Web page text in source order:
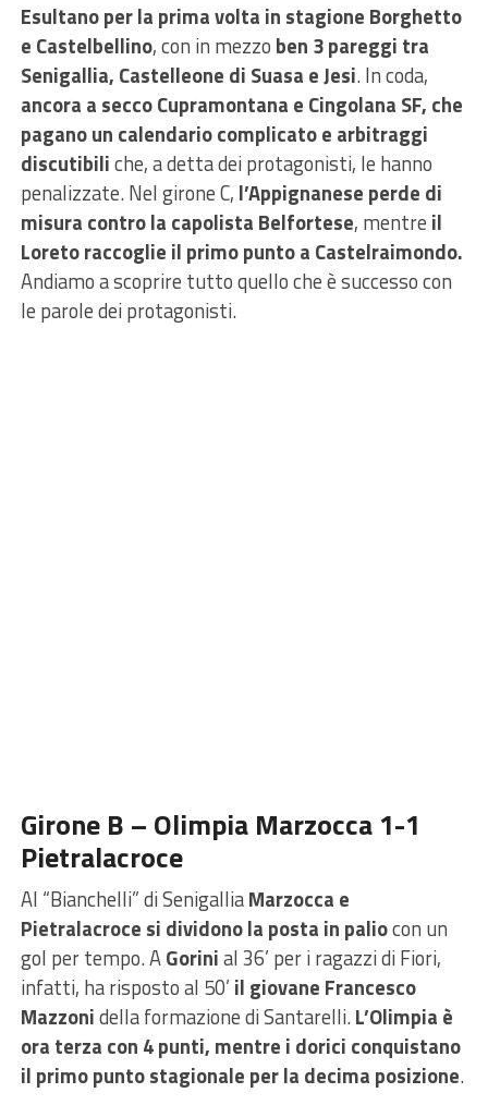
Esultano per la prima volta in stagione Borghetto
e Castelbellino, con in mezzo ben 3 pareggi tra
Senigallia, Castelleone di Suasa e Jesi. In coda,
ancora a secco Cupramontana e Cingolana SF, che
pagano un calendario complicato e arbitraggi
discutibiliche, a detta dei protagonisti, le hanno
penalizzate. Nel girone C, l’Appignanese perde di
misura contro la capolista Belfortese, mentre il
Loreto raccoglie il primo punto a Castelraimondo.
Andiamo a scoprire tutto quello che è successo con
le parole dei protagonisti.
Girone B – Olimpia Marzocca 1-1
Pietralacroce
Al “Bianchelli” di SenigalliaMarzocca e
Pietralacroce si dividono la posta in paliocon un
gol per tempo. AGorinial 36’ per i ragazzi di Fiori,
infatti, ha risposto al 50’ il giovane Francesco
Mazzonidella formazione di Santarelli.L’Olimpia è
ora terza con 4 punti, mentre i dorici conquistano
il primo punto stagionale per la decima posizione.